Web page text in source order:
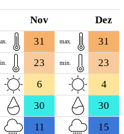
Nov
31
23
6
30
11
Dez
max. 31
min.
23
4
30
15